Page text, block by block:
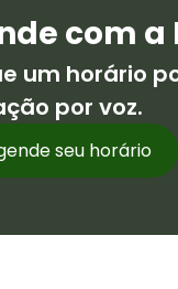
com
um horário
por voz.
seu horário